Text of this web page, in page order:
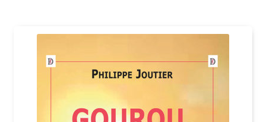
Listes d’Envies
Livres de Peter Randa
Livres de Philippe Randa
Login Customizer
récent
plus
ancien